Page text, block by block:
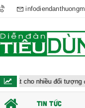
nhiều đối tượng được
TIN TỨC